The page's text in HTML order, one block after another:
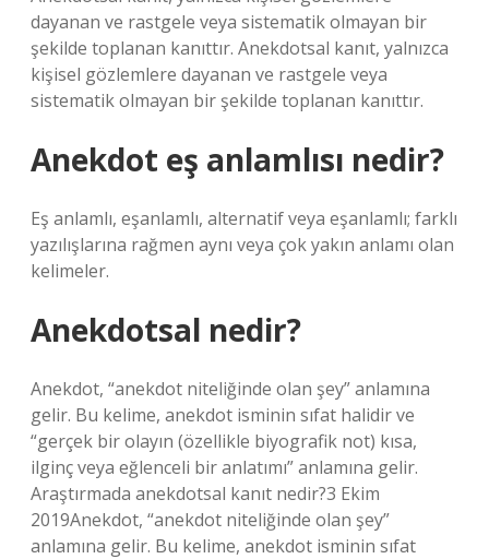
dayanan ve rastgele veya sistematik olmayan bir
şekilde toplanan kanıttır. Anekdotsal kanıt, yalnızca
kişisel gözlemlere dayanan ve rastgele veya
sistematik olmayan bir şekilde toplanan kanıttır.
Anekdot eş anlamlısı nedir?
Eş anlamlı, eşanlamlı, alternatif veya eşanlamlı; farklı
yazılışlarına rağmen aynı veya çok yakın anlamı olan
kelimeler.
Anekdotsal nedir?
Anekdot, “anekdot niteliğinde olan şey” anlamına
gelir. Bu kelime, anekdot isminin sıfat halidir ve
“gerçek bir olayın (özellikle biyografik not) kısa,
ilginç veya eğlenceli bir anlatımı” anlamına gelir.
Araştırmada anekdotsal kanıt nedir?3 Ekim
2019Anekdot, “anekdot niteliğinde olan şey”
anlamına gelir. Bu kelime, anekdot isminin sıfat